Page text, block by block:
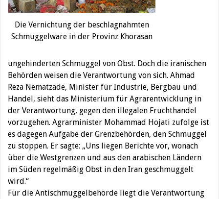
Die Vernichtung der beschlagnahmten
Schmuggelware in der Provinz Khorasan
ungehinderten Schmuggel von Obst. Doch die iranischen
Behörden weisen die Verantwortung von sich. Ahmad
Reza Nematzade, Minister für Industrie, Bergbau und
Handel, sieht das Ministerium für Agrarentwicklung in
der Verantwortung, gegen den illegalen Fruchthandel
vorzugehen. Agrarminister Mohammad Hojati zufolge ist
es dagegen Aufgabe der Grenzbehörden, den Schmuggel
zu stoppen. Er sagte: „Uns liegen Berichte vor, wonach
über die Westgrenzen und aus den arabischen Ländern
im Süden regelmäßig Obst in den Iran geschmuggelt
wird.“
Für die Antischmuggelbehörde liegt die Verantwortung